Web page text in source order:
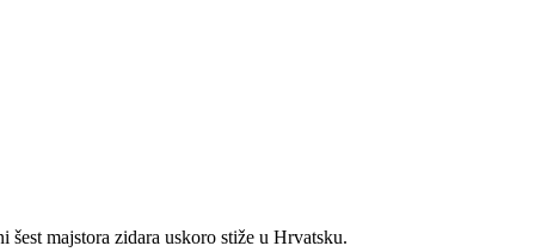
majstora zidara uskoro stiže u Hrvatsku.